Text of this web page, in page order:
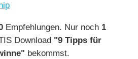
Empfehlungen. Nur noch 1
Download "9 Tipps für
bekommst.